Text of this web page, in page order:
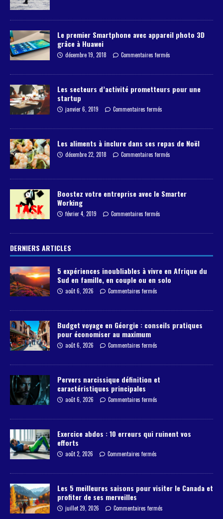
Le premier Smartphone avec appareil photo 3D
grâce à Huawei
décembre 19, 2018 Commentaires fermés
Les secteurs d’activité prometteurs pour une
startup
janvier 6, 2019 Commentaires fermés
Les aliments à inclure dans ses repas de Noël
décembre 22, 2018 Commentaires fermés
Boostez votre entreprise avec le Smarter
Working
février 4, 2019 Commentaires fermés
DERNIERS ARTICLES
5 expériences inoubliables à vivre en Afrique du
Sud en famille, en couple ou en solo
août 6, 2026 Commentaires fermés
Budget voyage en Géorgie : conseils pratiques
pour économiser au maximum
août 6, 2026 Commentaires fermés
Pervers narcissique définition et
caractéristiques principales
août 6, 2026 Commentaires fermés
Exercice abdos : 10 erreurs qui ruinent vos
efforts
août 2, 2026 Commentaires fermés
Les 5 meilleures saisons pour visiter le Canada et
profiter de ses merveilles
juillet 29, 2026 Commentaires fermés